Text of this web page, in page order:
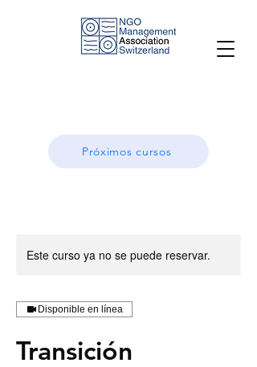
Próximos cursos
Este curso ya no se puede reservar.
Disponible en línea
Transición